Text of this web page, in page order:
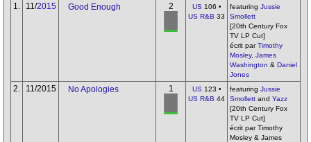
1.
11/2015 Good Enough 2 US106 •
US R&B 33
featuring Jussie
Smollett
[20th Century Fox
TV LP Cut]
écrit parTimothy
Mosley, James
Washington & Daniel
Jones
2. 11/2015 No Apologies 1 US123 •
US R&B 44
featuring Jussie
Smollett and Yazz
[20th Century Fox
TV LP Cut]
écrit par Timothy
Mosley & James